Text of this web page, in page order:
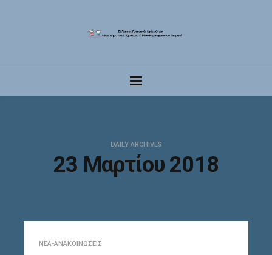
DAILY ARCHIVES
23 Μαρτίου 2018
ΝΈΑ-ΑΝΑΚΟΙΝΏΣΕΙΣ